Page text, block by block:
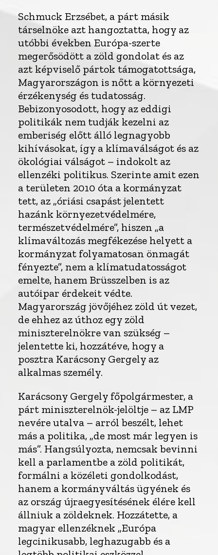
Schmuck Erzsébet, a párt másik
társelnöke azt hangoztatta, hogy az
utóbbi években Európa-szerte
megerősödött a zöld gondolat és az
azt képviselő pártok támogatottsága,
Magyarországon is nőtt a környezeti
érzékenység és tudatosság.
Bebizonyosodott, hogy az eddigi
politikák nem tudják kezelni az
emberiség előtt álló legnagyobb
kihívásokat, így a klímaválságot és az
ökológiai válságot – indokolt az
ellenzéki politikus. Szerinte amit ezen
a területen 2010 óta a kormányzat
tett, az „óriási csapást jelentett
hazánk környezetvédelmére,
természetvédelmére”, hiszen „a
klímaváltozás megfékezése helyett a
kormányzat folyamatosan önmagát
fényezte”, nem a klímatudatosságot
emelte, hanem Brüsszelben is az
autóipar érdekeit védte.
Magyarország jövőjéhez zöld út vezet,
de ehhez az úthoz egy zöld
miniszterelnökre van szükség –
jelentette ki, hozzátéve, hogy a
posztra Karácsony Gergely az
alkalmas személy.
Karácsony Gergely főpolgármester, a
párt miniszterelnök-jelöltje – az LMP
nevére utalva – arról beszélt, lehet
más a politika, „de most már legyen is
más”. Hangsúlyozta, nemcsak bevinni
kell a parlamentbe a zöld politikát,
formálni a közéleti gondolkodást,
hanem a kormányváltás ügyének és
az ország újraegyesítésének élére kell
állniuk a zöldeknek. Hozzátette, a
magyar ellenzéknek „Európa
legcinikusabb, leghazugabb és a